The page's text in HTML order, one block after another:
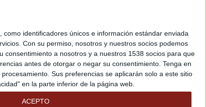
identificadores únicos e información estándar enviada
Con su permiso, nosotros y nuestros socios podemos
consentimiento a nosotros y a nuestros 1538 socios para que
antes de otorgar o negar su consentimiento. Tenga en
Sus preferencias se aplicarán solo a este sitio
en la parte inferior de la página web.
ACEPTO